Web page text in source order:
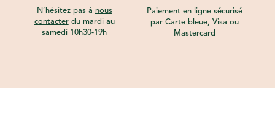
N’hésitez pas à nous
contacterdu mardi au
samedi 10h30-19h
Paiement en ligne sécurisé
par Carte bleue, Visa ou
Mastercard